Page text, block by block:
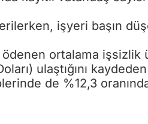
işyeri başın
ödenen ortalama işsizlik
ulaştığını
de %12,3